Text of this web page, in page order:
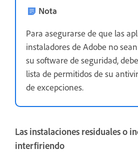
Nota
Para asegurarse de que las
instaladores de Adobe no
su software de seguridad,
lista de permitidos de su
de excepciones.
Las instalaciones residuales o
interfiriendo